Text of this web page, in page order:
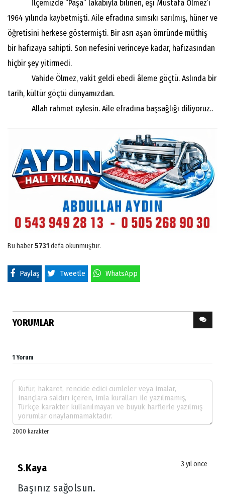
İlçemizde “Paşa” lakabıyla bilinen, eşi Mustafa Ölmez’i
1964 yılında kaybetmişti. Aile efradına sımsıkı sarılmış, hüner ve
öğretisini herkese göstermişti. Bir asrı aşan ömründe müthiş
bir hafızaya sahipti. Son nefesini verinceye kadar, hafızasından
hiçbir şey yitirmedi.
Vahide Ölmez, vakit geldi ebedi âleme göçtü. Aslında bir
tarih, kültür göçtü dünyamızdan.
Allah rahmet eylesin. Aile efradına başsağlığı diliyoruz..
Bu haber5731defa okunmuştur.
Paylaş Tweetle WhatsApp
YORUMLAR
1 Yorum
S.Kaya 3 yıl önce
Başınız sağolsun.